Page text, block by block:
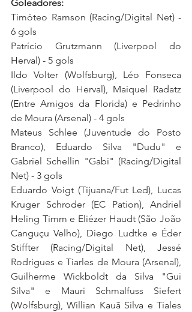
Goleadores:
Timóteo Ramson (Racing/Digital Net) -
6 gols
Patrício Grutzmann (Liverpool do
Herval) - 5 gols
Ildo Volter (Wolfsburg), Léo Fonseca
(Liverpool do Herval), Maiquel Radatz
(Entre Amigos da Florida) e Pedrinho
de Moura (Arsenal) - 4 gols
Mateus Schlee (Juventude do Posto
Branco), Eduardo Silva "Dudu" e
Gabriel Schellin "Gabi" (Racing/Digital
Net) - 3 gols
Eduardo Voigt (Tijuana/Fut Led), Lucas
Kruger Schroder (EC Pation), Andriel
Heling Timm e Eliézer Haudt (São João
Canguçu Velho), Diego Ludtke e Éder
Stiffter (Racing/Digital Net), Jessé
Rodrigues e Tiarles de Moura (Arsenal),
Guilherme Wickboldt da Silva "Gui
Silva" e Mauri Schmalfuss Siefert
(Wolfsburg), Willian Kauã Silva e Tiales